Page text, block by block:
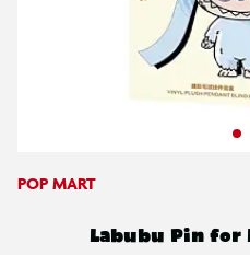
POP MART
Labubu Pin for